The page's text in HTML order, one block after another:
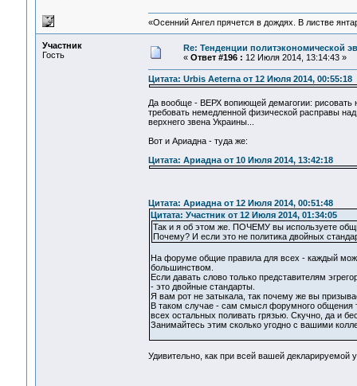
«Осенний Ангел прячется в дождях. В листве
Участник
Гость
Re: Тенденции политэкономической
« Ответ #196 : 12 Июля 2014, 13:14:43 »
Цитата: Urbis Aeterna от 12 Июля 2014, 00:55:18
Да вообще - ВЕРХ вопиющей демагогии: рисовать
требовать немедленной физической расправы
верхнего звена Украины...
Вот и Ариадна - туда же:
Цитата: Ариадна от 10 Июля 2014, 13:42:18
Цитата: Ариадна от 12 Июля 2014, 00:51:48
Цитата: Участник от 12 Июля 2014, 01:34:05
Так и я об этом же. ПОЧЕМУ вы используете
Почему? И если это не политика двойных
На форуме общие правила для всех - каждый
большинством.
Если давать слово только представителям
- это двойные стандарты.
Я вам рот не затыкала, так почему же вы
В таком случае - сам смысл форумного общения
всех остальных поливать грязью. Скучно, да и
Занимайтесь этим сколько угодно с вашими
Удивительно, как при всей вашей декларируемой